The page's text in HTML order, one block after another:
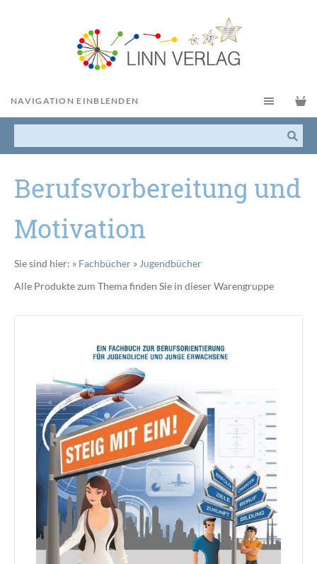
NAVIGATION EINBLENDEN
Berufsvorbereitung und
Motivation
Sie sind hier: » Fachbücher » Jugendbücher
Alle Produkte zum Thema finden Sie in dieser Warengruppe